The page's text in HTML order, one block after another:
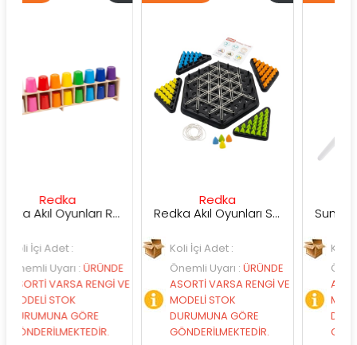
Redka Akıl Oyunları Renk Dedektifi Oyunu
:
:ÜRÜNDE
RENGİ VE
GÖRE
Redka Akıl Oyunları Strateji Üçgeni Oyunu
Koli İçi Adet :
Önemli Uyarı:ÜRÜNDE
ASORTİ VARSA RENGİ VE
MODELİ STOK
DURUMUNA GÖRE
GÖNDERİLMEKTEDİR.
Koli İçi Adet :
Önemli Uyarı
ASORTİ VARSA
MODELİ STOK
DURUMUNA